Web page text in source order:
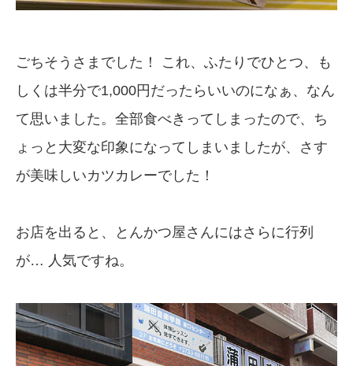
ごちそうさまでした！ これ、ふたりでひとつ、も
しくは半分で1,000円だったらいいのになぁ、なん
て思いました。全部食べきってしまったので、ち
ょっと大変な印象になってしまいましたが、さす
が美味しいカツカレーでした！
お店を出ると、とんかつ屋さんにはさらに行列
が… 人気ですね。